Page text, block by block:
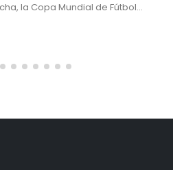
la Copa Mundial de Fútbol...